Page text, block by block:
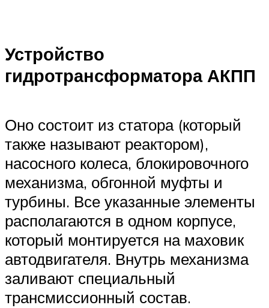
Устройство
гидротрансформатора АКПП
Оно состоит из статора (который
также называют реактором),
насосного колеса, блокировочного
механизма, обгонной муфты и
турбины. Все указанные элементы
располагаются в одном корпусе,
который монтируется на маховик
автодвигателя. Внутрь механизма
заливают специальный
трансмиссионный состав.